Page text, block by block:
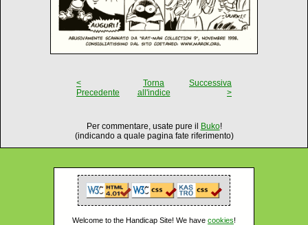
<
Precedente
Torna
all'indice
Successiva
>
Per commentare, usate pure il Buko!
(indicando a quale pagina fate riferimento)
Welcome to the Handicap Site! We have cookies!